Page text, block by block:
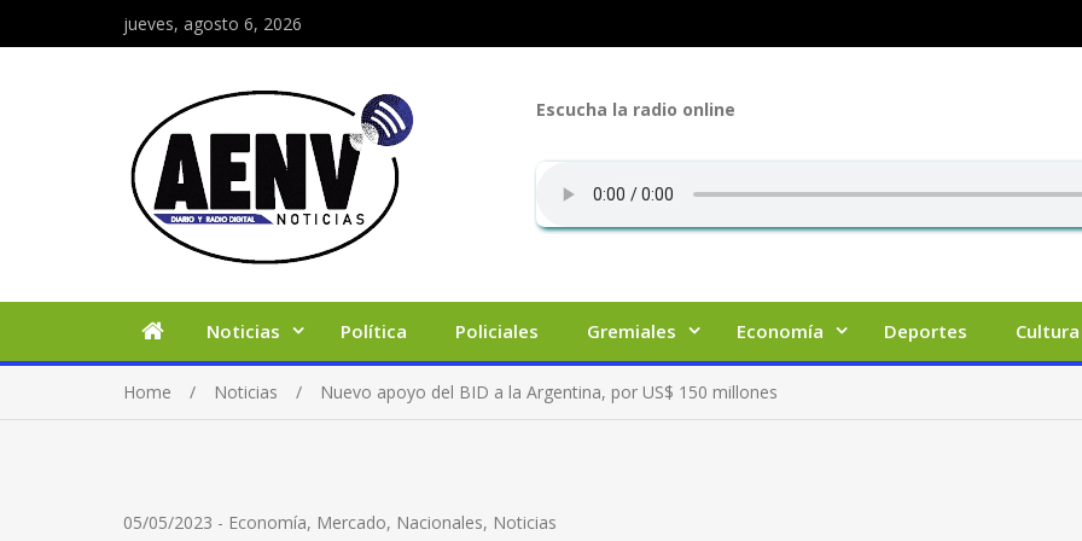
jueves, agosto 6, 2026
Escucha la radio online
Noticias Política Policiales Gremiales Economía Deportes Cultura
Home Noticias Nuevo apoyo del BID a la Argentina, por US$ 150 millones
05/05/2023 - Economía, Mercado, Nacionales, Noticias